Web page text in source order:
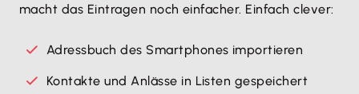
macht das Eintragen noch einfacher. Einfach clever:
Adressbuch des Smartphones importieren
Kontakte und Anlässe in Listen gespeichert